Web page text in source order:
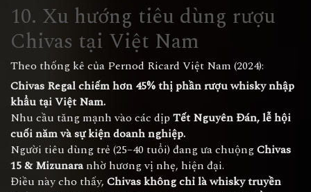
10. Xu hướng tiêu dùng rượu
Chivas tại Việt Nam
Theo thống kê của Pernod Ricard Việt Nam (2024):
Chivas Regal chiếm hơn 45% thị phần rượu whisky nhập
khẩu tại Việt Nam.
Nhu cầu tăng mạnh vào các dịp Tết Nguyên Đán, lễ hội
cuối năm và sự kiện doanh nghiệp.
Người tiêu dùng trẻ (25–40 tuổi) đang ưa chuộngChivas
15 & Mizunaranhờ hương vị nhẹ, hiện đại.
Điều này cho thấy, Chivas không chỉ là whisky truyền